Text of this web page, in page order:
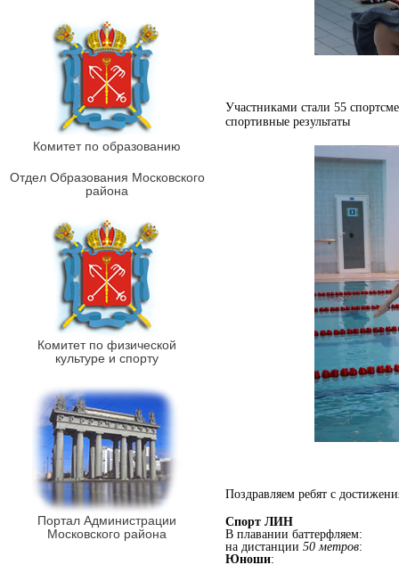
Комитет по образованию
Отдел Образования Московского
района
Комитет по физической
культуре и спорту
Портал Администрации
Московского района
Участниками стали 55
спортивные результаты
Поздравляем ребят с
Спорт ЛИН
В плавании баттерфляем:
на дистанции 50 метров:
Юноши: